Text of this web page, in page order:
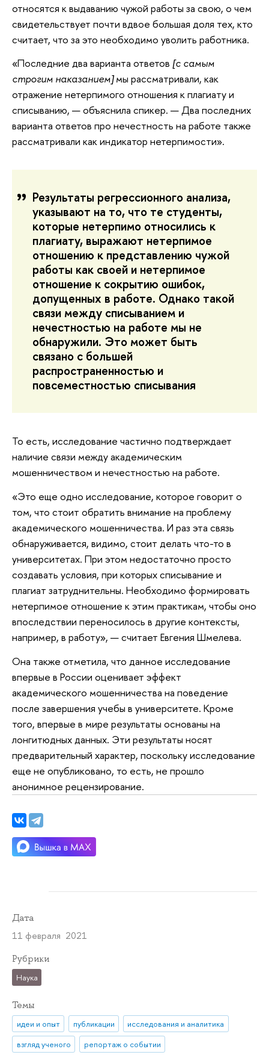
относятся к выдаванию чужой работы за свою, о чем
свидетельствует почти вдвое большая доля тех, кто
считает, что за это необходимо уволить работника.
«Последние два варианта ответов [с самым
строгим наказанием]мы рассматривали, как
отражение нетерпимого отношения к плагиату и
списыванию, — объяснила спикер. — Два последних
варианта ответов про нечестность на работе также
рассматривали как индикатор нетерпимости».
Результаты регрессионного анализа,
указывают на то, что те студенты,
которые нетерпимо относились к
плагиату, выражают нетерпимое
отношению к представлению чужой
работы как своей и нетерпимое
отношение к сокрытию ошибок,
допущенных в работе. Однако такой
связи между списыванием и
нечестностью на работе мы не
обнаружили. Это может быть
связано с большей
распространенностью и
повсеместностью списывания
То есть, исследование частично подтверждает
наличие связи между академическим
мошенничеством и нечестностью на работе.
«Это еще одно исследование, которое говорит о
том, что стоит обратить внимание на проблему
академического мошенничества. И раз эта связь
обнаруживается, видимо, стоит делать что-то в
университетах. При этом недостаточно просто
создавать условия, при которых списывание и
плагиат затруднительны. Необходимо формировать
нетерпимое отношение к этим практикам, чтобы оно
впоследствии переносилось в другие контексты,
например, в работу», — считает Евгения Шмелева.
Она также отметила, что данное исследование
впервые в России оценивает эффект
академического мошенничества на поведение
после завершения учебы в университете. Кроме
того, впервые в мире результаты основаны на
лонгитюдных данных. Эти результаты носят
предварительный характер, поскольку исследование
еще не опубликовано, то есть, не прошло
анонимное рецензирование.
Дата
11 февраля 2021
Рубрики
Наука
Темы
идеи и опыт публикации
исследования и аналитика
взгляд ученого
репортаж о событии